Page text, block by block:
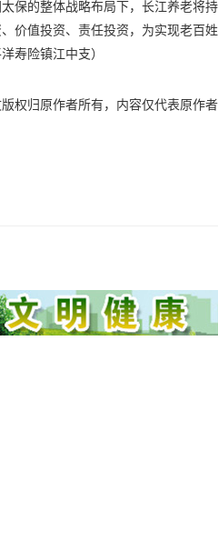
保的整体战略布局下，长江养老将
价值投资、责任投资，为实现老百
寿险镇江中支）
版权归原作者所有，内容仅代表原作